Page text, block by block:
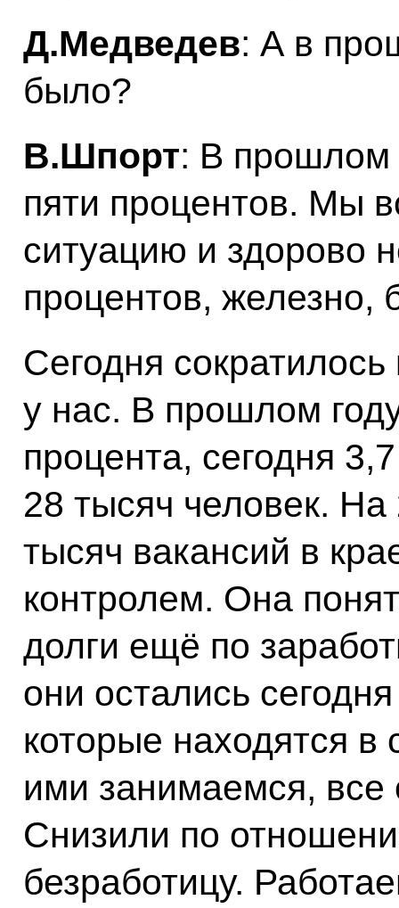
Д.Медведев: А в
было?
В.Шпорт: В прошлом
пяти процентов. Мы
ситуацию и здорово
процентов, железно,
Сегодня
у нас. В прошлом
процента, сегодня
28 тысяч человек.
тысяч вакансий в
контролем. Она
долги ещё по
они остались
которые находятся
ими занимаемся, все
Снизили по
безработицу.